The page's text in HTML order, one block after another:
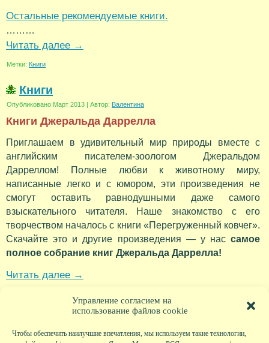
Управление согласием на
использование файлов cookie
Чтобы обеспечить наилучшие впечатления, мы используем такие технологии,
Остальные рекомендуемые книги.
………
Читать далее →
Метки: Книги
Книги
Опубликовано Март 2013 | Автор: Валентина
Книги Джеральда Даррелла
Приглашаем в удивительный мир природы вместе с
английским писателем-зоологом Джеральдом
Дарреллом! Полные любви к животному миру,
написанные легко и с юмором, эти произведения не
смогут оставить равнодушными даже самого
взыскательного читателя. Наше знакомство с его
творчеством началось с книги «Перегруженный ковчег».
Скачайте это и другие произведения — у нас самое
полное собрание книг Джеральда Даррелла!
Читать далее →